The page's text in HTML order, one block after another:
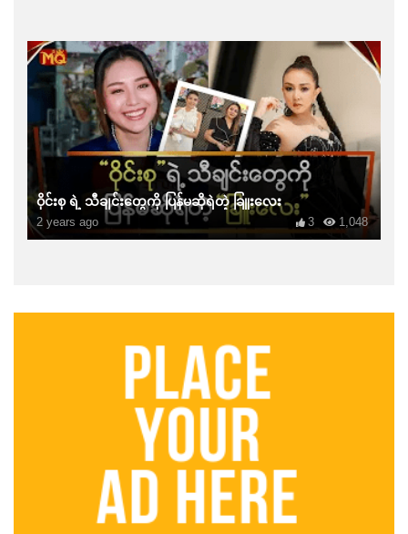
ဝိုင်းစု ရဲ့ သီချင်းတွေကို ပြန်မဆိုရဲတဲ့ ခြူးလေး
2 years ago 1,048
3